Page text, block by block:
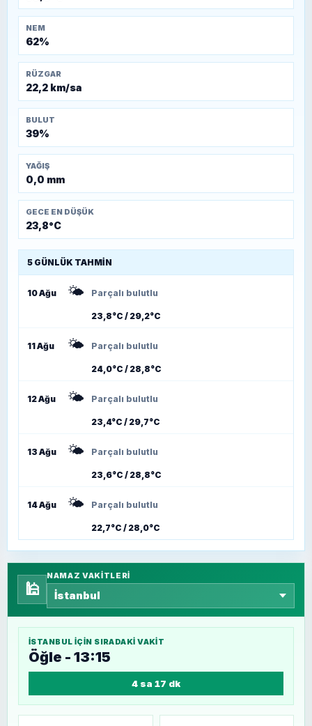
NEM
62%
RÜZGAR
22,2 km/sa
BULUT
39%
YAĞIŞ
0,0 mm
GECE EN DÜŞÜK
23,8°C
5 GÜNLÜK TAHMIN
10 Ağu 🌤️ Parçalı bulutlu
23,8°C / 29,2°C
11 Ağu 🌤️ Parçalı bulutlu
24,0°C / 28,8°C
12 Ağu 🌤️ Parçalı bulutlu
23,4°C / 29,7°C
13 Ağu 🌤️ Parçalı bulutlu
23,6°C / 28,8°C
14 Ağu 🌤️ Parçalı bulutlu
22,7°C / 28,0°C
🕌
NAMAZ VAKITLERI
İSTANBUL IÇIN SIRADAKI VAKIT
Öğle - 13:15
4 sa 17 dk